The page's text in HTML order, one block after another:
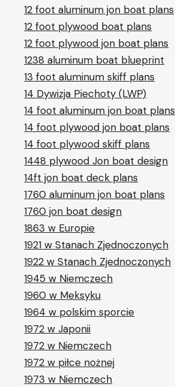
12 foot aluminum jon boat plans
12 foot plywood boat plans
12 foot plywood jon boat plans
1238 aluminum boat blueprint
13 foot aluminum skiff plans
14 Dywizja Piechoty (LWP)
14 foot aluminum jon boat plans
14 foot plywood jon boat plans
14 foot plywood skiff plans
1448 plywood Jon boat design
14ft jon boat deck plans
1760 aluminum jon boat plans
1760 jon boat design
1863 w Europie
1921 w Stanach Zjednoczonych
1922 w Stanach Zjednoczonych
1945 w Niemczech
1960 w Meksyku
1964 w polskim sporcie
1972 w Japonii
1972 w Niemczech
1972 w piłce nożnej
1973 w Niemczech